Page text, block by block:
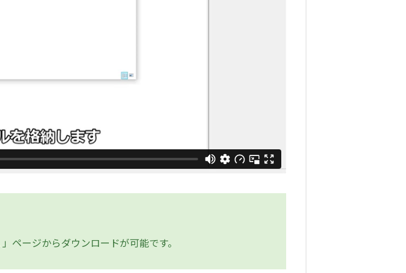
」ページからダウンロードが可能です。